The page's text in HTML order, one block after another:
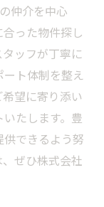
仲介を中心
った物件探し
ッフが丁寧に
ト体制を整え
望に寄り添い
たします。豊
できるよう努
ぜひ株式会社